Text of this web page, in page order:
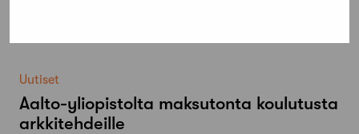
Uutiset
Aalto-​yliopistolta maksutonta koulutusta
arkkitehdeille